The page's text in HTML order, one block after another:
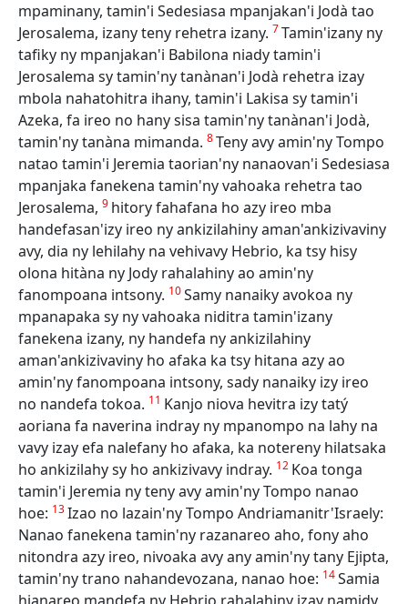
mpaminany, tamin'i Sedesiasa mpanjakan'i Jodà tao
Jerosalema, izany teny rehetra izany. 7Tamin'izany ny
tafiky ny mpanjakan'i Babilona niady tamin'i
Jerosalema sy tamin'ny tanànan'i Jodà rehetra izay
mbola nahatohitra ihany, tamin'i Lakisa sy tamin'i
Azeka, fa ireo no hany sisa tamin'ny tanànan'i Jodà,
tamin'ny tanàna mimanda. 8Teny avy amin'ny Tompo
natao tamin'i Jeremia taorian'ny nanaovan'i Sedesiasa
mpanjaka fanekena tamin'ny vahoaka rehetra tao
Jerosalema, 9 hitory fahafana ho azy ireo mba
handefasan'izy ireo ny ankizilahiny aman'ankizivaviny
avy, dia ny lehilahy na vehivavy Hebrio, ka tsy hisy
olona hitàna ny Jody rahalahiny ao amin'ny
fanompoana intsony. 10Samy nanaiky avokoa ny
mpanapaka sy ny vahoaka niditra tamin'izany
fanekena izany, ny handefa ny ankizilahiny
aman'ankizivaviny ho afaka ka tsy hitana azy ao
amin'ny fanompoana intsony, sady nanaiky izy ireo
no nandefa tokoa. 11 Kanjo niova hevitra izy tatý
aoriana fa naverina indray ny mpanompo na lahy na
vavy izay efa nalefany ho afaka, ka notereny hilatsaka
ho ankizilahy sy ho ankizivavy indray. 12 Koa tonga
tamin'i Jeremia ny teny avy amin'ny Tompo nanao
hoe: 13Izao no lazain'ny Tompo Andriamanitr'Israely:
Nanao fanekena tamin'ny razanareo aho, fony aho
nitondra azy ireo, nivoaka avy any amin'ny tany Ejipta,
tamin'ny trano nahandevozana, nanao hoe: 14Samia